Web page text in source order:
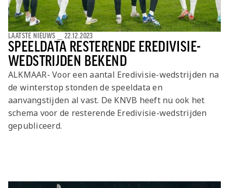
SPEELDATA RESTERENDE EREDIVISIE-
WEDSTRIJDEN BEKEND
LAATSTE NIEUWS 22.12.2023
ALKMAAR- Voor een aantal Eredivisie-wedstrijden na
de winterstop stonden de speeldata en
aanvangstijden al vast. De KNVB heeft nu ook het
schema voor de resterende Eredivisie-wedstrijden
gepubliceerd.